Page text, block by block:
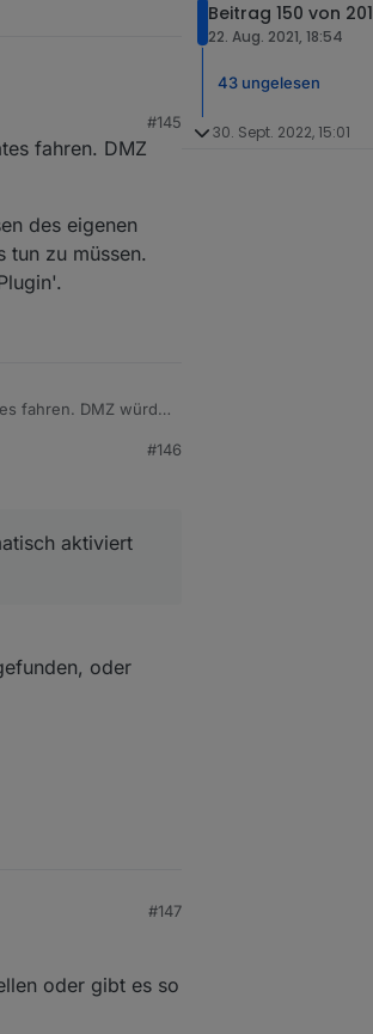
eure
vom Internet nur
möchte ohne
zuweisen?
#145
fahren. DMZ
des eigenen
tun zu müssen.
fahren. DMZ würde
des eigenen WLAN
Somit auch
#146
aktiviert
oder
#147
oder gibt es so
Beitrag 150 von 201
22. Aug. 2021, 18:54
43 ungelesen
30. Sept. 2022, 15:01